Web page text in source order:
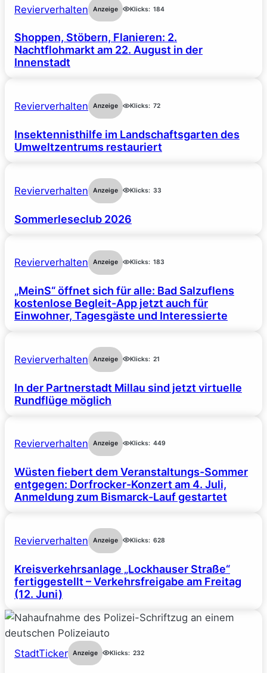
Revierverhalten Anzeige Klicks: 184
Shoppen, Stöbern, Flanieren: 2.
Nachtflohmarkt am 22. August in der
Innenstadt
Revierverhalten Anzeige Klicks: 72
Insektennisthilfe im Landschaftsgarten des
Umweltzentrums restauriert
Revierverhalten Anzeige Klicks: 33
Sommerleseclub 2026
Revierverhalten Anzeige Klicks: 183
„MeinS“ öffnet sich für alle: Bad Salzuflens
kostenlose Begleit-App jetzt auch für
Einwohner, Tagesgäste und Interessierte
Revierverhalten Anzeige Klicks: 21
In der Partnerstadt Millau sind jetzt virtuelle
Rundflüge möglich
Revierverhalten Anzeige Klicks: 449
Wüsten fiebert dem Veranstaltungs-Sommer
entgegen: Dorfrocker-Konzert am 4. Juli,
Anmeldung zum Bismarck-Lauf gestartet
Revierverhalten Anzeige Klicks: 628
Kreisverkehrsanlage „Lockhauser Straße“
fertiggestellt – Verkehrsfreigabe am Freitag
(12. Juni)
StadtTicker Anzeige Klicks: 232